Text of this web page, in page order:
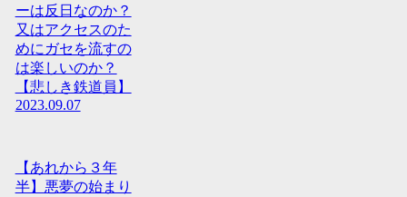
ーは反日なのか？
又はアクセスのた
めにガセを流すの
は楽しいのか？
【悲しき鉄道員】
2023.09.07
【あれから３年
半】悪夢の始まり